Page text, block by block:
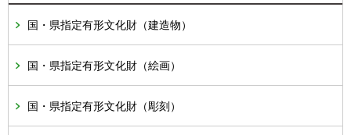
国・県指定有形文化財（建造物）
国・県指定有形文化財（絵画）
国・県指定有形文化財（彫刻）